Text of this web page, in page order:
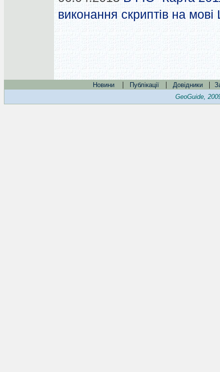
виконання скриптів на мові
Новини | Публікації | Довідники |
GeoGuide,